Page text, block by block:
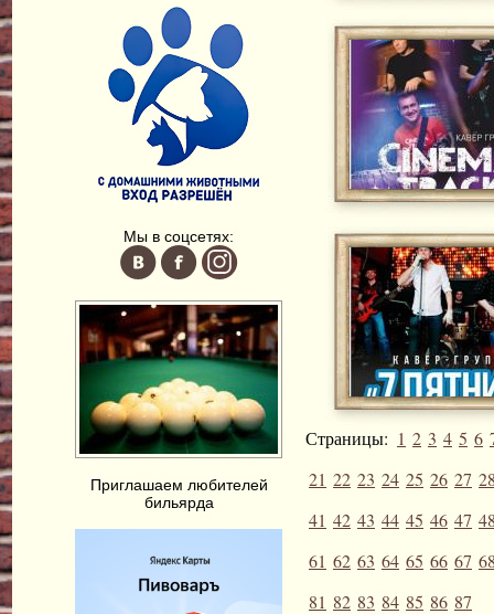
Мы в соцсетях:
Приглашаем любителей
бильярда
Страницы: 1 2 3 4 5 6
21 22 23 24 25 26 27
41 42 43 44 45 46 47
61 62 63 64 65 66 67
81 82 83 84 85 86 87